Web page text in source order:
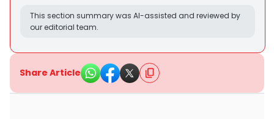
This section summary was AI-assisted and reviewed by
our editorial team.
Share Article